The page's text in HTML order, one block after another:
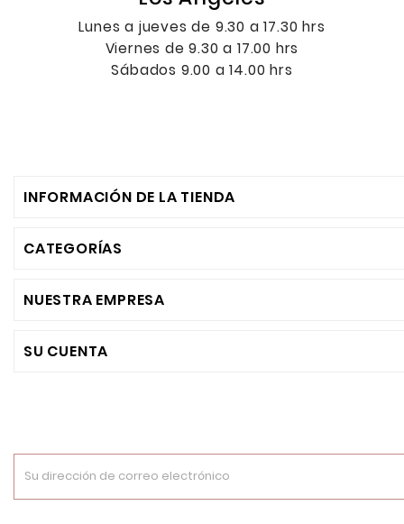
Lunes a jueves de 9.30 a 17.30 hrs
Viernes de 9.30 a 17.00 hrs
Sábados 9.00 a 14.00 hrs
INFORMACIÓN DE LA TIENDA
CATEGORÍAS
NUESTRA EMPRESA
SU CUENTA